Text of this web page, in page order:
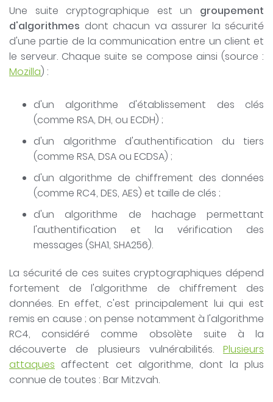
Une suite cryptographique est un groupement
d'algorithmes dont chacun va assurer la sécurité
d'une partie de la communication entre un client et
le serveur. Chaque suite se compose ainsi (source :
Mozilla) :
d'un algorithme d'établissement des clés
(comme RSA, DH, ou ECDH) ;
d'un algorithme d'authentification du tiers
(comme RSA, DSA ou ECDSA) ;
d'un algorithme de chiffrement des données
(comme RC4, DES, AES) et taille de clés ;
d'un algorithme de hachage permettant
l'authentification et la vérification des
messages (SHA1, SHA256).
La sécurité de ces suites cryptographiques dépend
fortement de l'algorithme de chiffrement des
données. En effet, c'est principalement lui qui est
remis en cause ; on pense notamment à l'algorithme
RC4, considéré comme obsolète suite à la
découverte de plusieurs vulnérabilités. Plusieurs
attaques affectent cet algorithme, dont la plus
connue de toutes : Bar Mitzvah.